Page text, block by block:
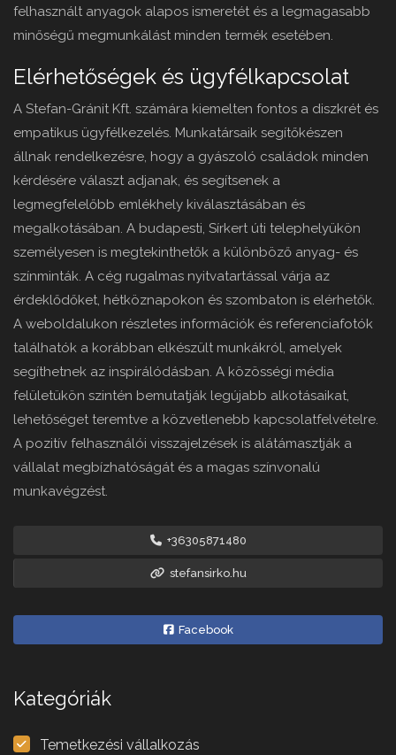
felhasznált anyagok alapos ismeretét és a legmagasabb
minőségű megmunkálást minden termék esetében.
Elérhetőségek és ügyfélkapcsolat
A Stefan-Gránit Kft. számára kiemelten fontos a diszkrét és
empatikus ügyfélkezelés. Munkatársaik segítőkészen
állnak rendelkezésre, hogy a gyászoló családok minden
kérdésére választ adjanak, és segítsenek a
legmegfelelőbb emlékhely kiválasztásában és
megalkotásában. A budapesti, Sírkert úti telephelyükön
személyesen is megtekinthetők a különböző anyag- és
színminták. A cég rugalmas nyitvatartással várja az
érdeklődőket, hétköznapokon és szombaton is elérhetők.
A weboldalukon részletes információk és referenciafotók
találhatók a korábban elkészült munkákról, amelyek
segíthetnek az inspirálódásban. A közösségi média
felületükön szintén bemutatják legújabb alkotásaikat,
lehetőséget teremtve a közvetlenebb kapcsolatfelvételre.
A pozitív felhasználói visszajelzések is alátámasztják a
vállalat megbízhatóságát és a magas színvonalú
munkavégzést.
+36305871480
stefansirko.hu
Facebook
Kategóriák
Temetkezési vállalkozás